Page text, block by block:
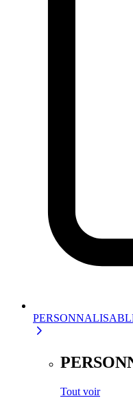
Tout voir